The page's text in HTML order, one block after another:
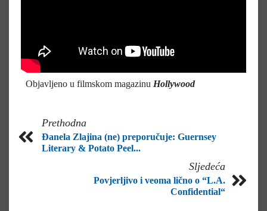
Objavljeno u filmskom magazinu Hollywood
Prethodna
Đanela Zlajina (ne) preporučuje: Guernsey
Literary & Potato Peel...
Sljedeća
Povjerljivo i veoma lično o “L.A.
Confidential“